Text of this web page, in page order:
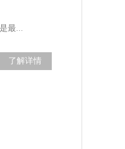
最...
了解详情